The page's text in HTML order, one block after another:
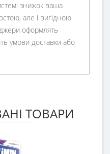
знижок ваша
але і вигідною.
оформлять
умови доставки або
ТОВАРИ